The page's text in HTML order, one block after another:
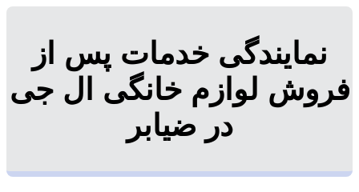
نمایندگی خدمات پس از
فروش لوازم خانگی ال جی
در ضیابر